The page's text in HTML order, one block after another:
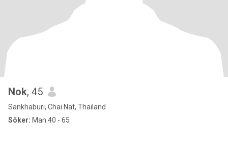
Nok, 45
Sankhaburi, Chai Nat, Thailand
Söker: Man 40 - 65